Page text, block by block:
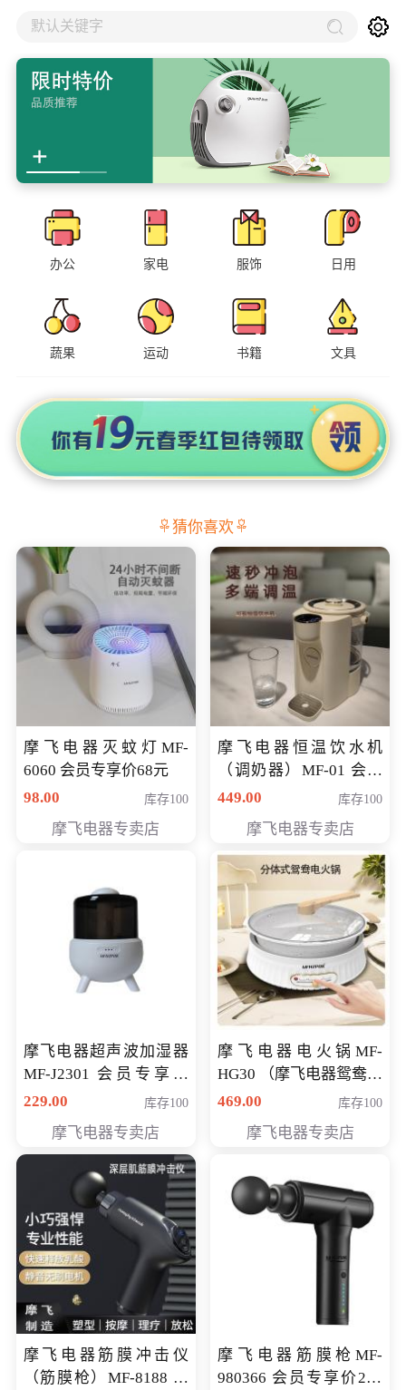
默认关键字
办公 家电 服饰 日用
蔬果 运动 书籍 文具
猜你喜欢
摩飞电器灭蚊灯MF-
6060 会员专享价68元
98.00
库存100
摩飞电器专卖店
摩飞电器恒温饮水机
（调奶器）MF-01 会员
专享价366元
449.00 库存100
摩飞电器专卖店
摩飞电器超声波加湿器
MF-J2301 会员专享价
168元
229.00 库存100
摩飞电器专卖店
摩飞电器电火锅MF-
HG30 （摩飞电器鸳鸯锅
MF-HG30 ） 会员专享价
469.00 库存100
摩飞电器专卖店
摩飞电器筋膜冲击仪
（筋膜枪）MF-8188 会
摩飞电器筋膜枪MF-
980366 会员专享价299